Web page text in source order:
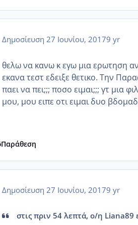
Δημοσίευση 27 Ιουνίου, 20179 yr
θελω να κανω κ εγω μια ερωτηση
εκανα τεστ εδειξε θετικο. Την
παει να πει;;; ποσο ειμαι;;; γτ μια
μου, μου ειπε οτι ειμαι δυο
Παράθεση
Δημοσίευση 27 Ιουνίου, 20179 yr
στις πριν 54 λεπτά, ο/η Liana89